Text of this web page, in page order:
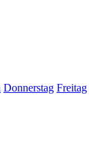
Donnerstag Freitag